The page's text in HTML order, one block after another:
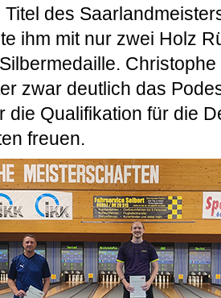
des
ihm mit nur zwei Holz
zwar deutlich das
die Qualifikation für die
freuen.